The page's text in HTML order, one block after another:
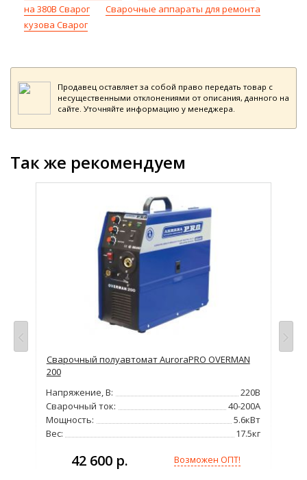
на 380В Сварог
Сварочные аппараты для ремонта
кузова Сварог
Продавец оставляет за собой право передать товар с
несущественными отклонениями от описания, данного на
сайте. Уточняйте информацию у менеджера.
Так же рекомендуем
Сварочный полуавтомат AuroraPRO OVERMAN
200
Напряжение, В:
220В
Сварочный ток:
40-200А
Мощность:
5.6кВт
Вес:
17.5кг
42 600 р. Возможен ОПТ!